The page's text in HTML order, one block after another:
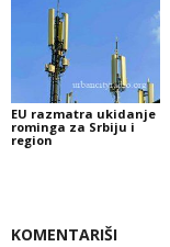
EU razmatra ukidanje
rominga za Srbiju i
region
KOMENTARIŠI